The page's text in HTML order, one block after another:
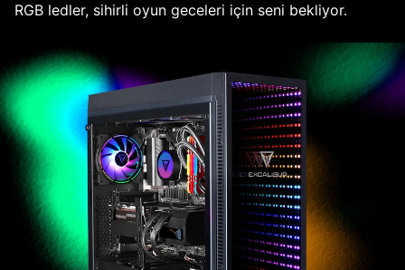
RGB ledler, sihirli oyun geceleri için seni bekliyor.